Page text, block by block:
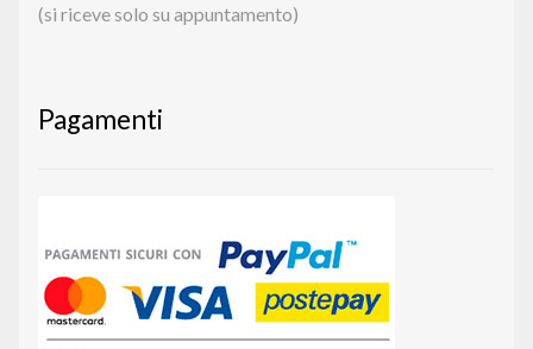
(si riceve solo su appuntamento)
Pagamenti